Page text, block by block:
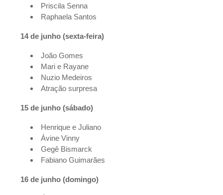
Priscila Senna
Raphaela Santos
14 de junho (sexta-feira)
João Gomes
Mari e Rayane
Nuzio Medeiros
Atração surpresa
15 de junho (sábado)
Henrique e Juliano
Ávine Vinny
Gegê Bismarck
Fabiano Guimarães
16 de junho (domingo)